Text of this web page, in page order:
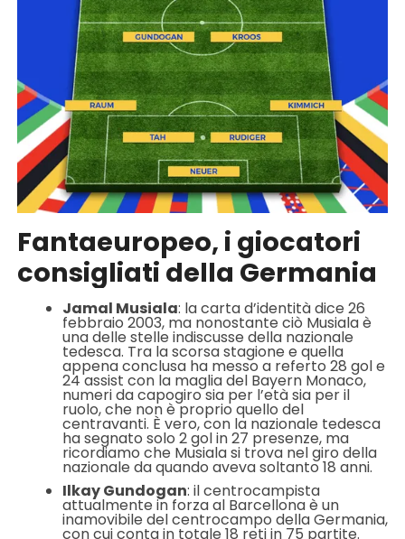
Fantaeuropeo, i giocatori
consigliati della Germania
Jamal Musiala: la carta d’identità dice 26
febbraio 2003, ma nonostante ciò Musiala è
una delle stelle indiscusse della nazionale
tedesca. Tra la scorsa stagione e quella
appena conclusa ha messo a referto 28 gol e
24 assist con la maglia del Bayern Monaco,
numeri da capogiro sia per l’età sia per il
ruolo, che non è proprio quello del
centravanti. È vero, con la nazionale tedesca
ha segnato solo 2 gol in 27 presenze, ma
ricordiamo che Musiala si trova nel giro della
nazionale da quando aveva soltanto 18 anni.
Ilkay Gundogan: il centrocampista
attualmente in forza al Barcellona è un
inamovibile del centrocampo della Germania,
con cui conta in totale 18 reti in 75 partite.